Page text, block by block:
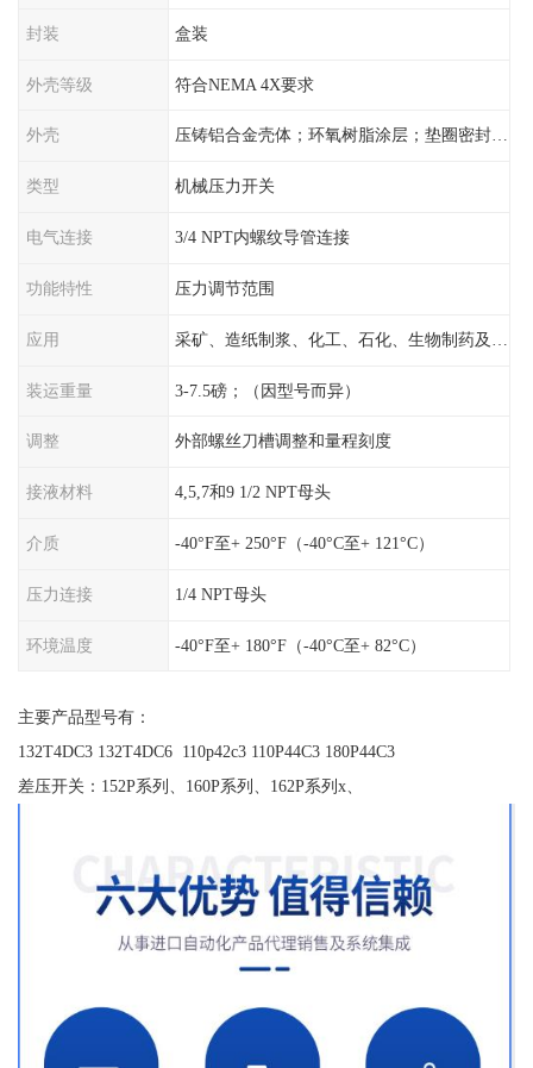
封装 盒装
外壳等级 符合NEMA 4X要求
外壳 压铸铝合金壳体；环氧树脂涂层；垫圈密封；卡紧螺丝
类型 机械压力开关
电气连接 3/4 NPT内螺纹导管连接
功能特性 压力调节范围
应用
装运重量 3-7.5磅；（因型号而异）
调整 外部螺丝刀槽调整和量程刻度
接液材料 4,5,7和9 1/2 NPT母头
介质 -40°F至+ 250°F（-40°C至+ 121°C）
压力连接 1/4 NPT母头
环境温度 -40°F至+ 180°F（-40°C至+ 82°C）
主要产品型号有：
132T4DC3 132T4DC6 110p42c3 110P44C3 180P44C3
差压开关：152P系列、160P系列、162P系列x、